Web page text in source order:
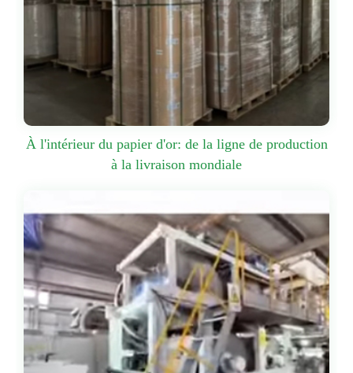
À l'intérieur du papier d'or: de la ligne de production
à la livraison mondiale